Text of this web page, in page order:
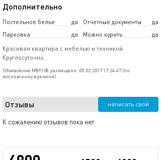
Дополнительно
Постельное белье да Отчетные документы
да
Парковка
да Можно курить
да
Красивая квартира с мебелью и техникой.
Круглосуточно.
Объявление №89108 размещено: 05.02.2017 17:24:47 (по
московскому времени)
Отзывы написать свой
К сожалению отзывов пока нет.